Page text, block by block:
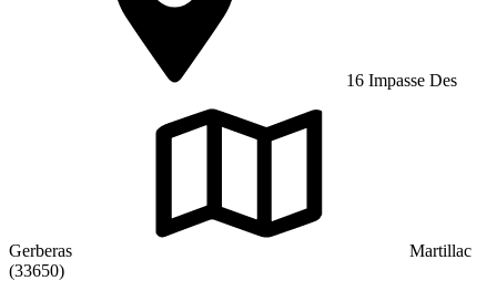
16 Impasse Des
Gerberas
Martillac
(33650)